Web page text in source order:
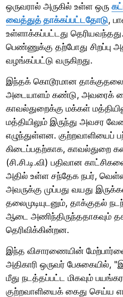
ஒருவரால் அருகில் உள்ள ஒரு
வைத்துத் தாக்கப்பட்டதோடு,
உள்ளாக்கப்பட்டது தெரியவந்தது.
பெண்ணுக்கு தற்போது சிறப்பு
வழங்கப்பட்டு வருகிறது.
இந்தக் கொடூரமான
அடையாளம் கண்டு, அவரைக்
காவல்துறைக்கு மக்கள்
மத்தியிலும் இருந்து அவசர
எழுந்துள்ளன. குற்றவாளியைப்
கிடைப்பதற்காக, காவல்துறை
(சி.சி.டி.வி) பதிவான
அதில் உள்ள சந்தேக நபர்,
அவருக்கு முப்பது வயது
தலைமுடியுடனும், தாக்குதல்
ஆடை அணிந்திருந்ததாகவும்
தெரிவிக்கின்றன.
இந்த விசாரணையின்
அதிகாரி ஒருவர்
மீது நடத்தப்பட்ட மிகவும்
குற்றவாளியைக் கைது செய்ய